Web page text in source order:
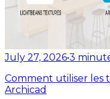
July 27, 2026•3
Comment utiliser les
Archicad